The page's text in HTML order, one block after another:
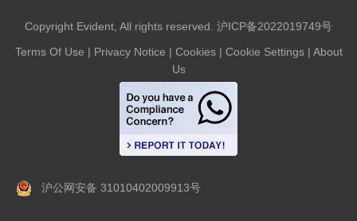
Copyright Evident, All rights reserved. 沪ICP备2022019749号
Terms Of Use | Privacy Notice | Cookies| Cookie Settings| About
Us
沪公网安备 31010402009913号